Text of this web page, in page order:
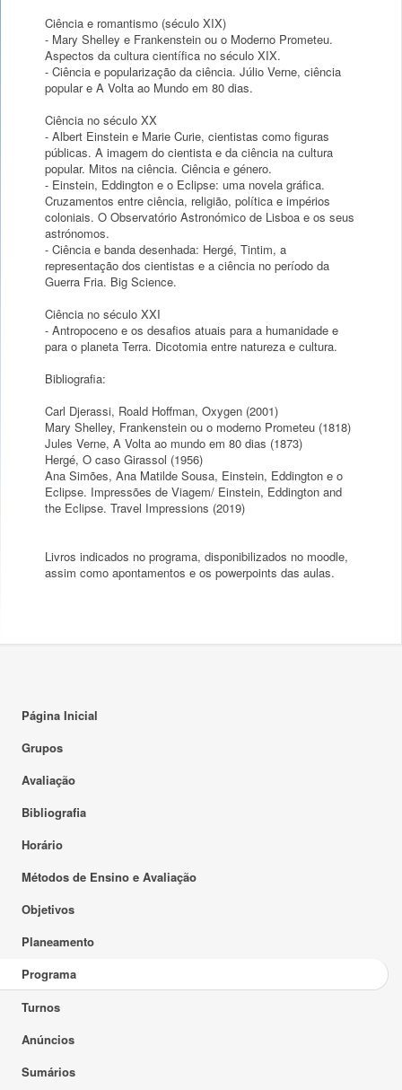
Ciência e romantismo (século XIX)
- Mary Shelley e Frankenstein ou o Moderno Prometeu.
Aspectos da cultura científica no século XIX.
- Ciência e popularização da ciência. Júlio Verne, ciência
popular e A Volta ao Mundo em 80 dias.
Ciência no século XX
- Albert Einstein e Marie Curie, cientistas como figuras
públicas. A imagem do cientista e da ciência na cultura
popular. Mitos na ciência. Ciência e género.
- Einstein, Eddington e o Eclipse: uma novela gráfica.
Cruzamentos entre ciência, religião, política e impérios
coloniais. O Observatório Astronómico de Lisboa e os seus
astrónomos.
- Ciência e banda desenhada: Hergé, Tintim, a
representação dos cientistas e a ciência no período da
Guerra Fria. Big Science.
Ciência no século XXI
- Antropoceno e os desafios atuais para a humanidade e
para o planeta Terra. Dicotomia entre natureza e cultura.
Bibliografia:
Carl Djerassi, Roald Hoffman, Oxygen (2001)
Mary Shelley, Frankenstein ou o moderno Prometeu (1818)
Jules Verne, A Volta ao mundo em 80 dias (1873)
Hergé, O caso Girassol (1956)
Ana Simões, Ana Matilde Sousa, Einstein, Eddington e o
Eclipse. Impressões de Viagem/ Einstein, Eddington and
the Eclipse. Travel Impressions (2019)
Livros indicados no programa, disponibilizados no moodle,
Página Inicial
Grupos
Avaliação
Bibliografia
Horário
Métodos de Ensino e Avaliação
Objetivos
Planeamento
Programa
Turnos
Anúncios
Sumários